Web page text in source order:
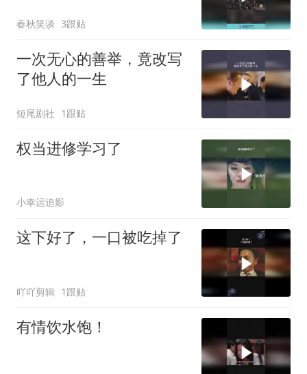
春秋笑谈 3跟贴
一次无心的善举，竟改写
了他人的一生
短尾剧社 1跟贴
权当进修学习了
小幸运追影
这下好了，一口被吃掉了
吖吖剪辑 1跟贴
有情饮水饱！